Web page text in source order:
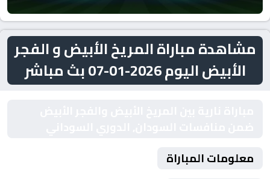
مشاهدة مباراة المريخ الأبيض و الفجر
الأبيض اليوم 2026-01-07 بث مباشر
معلومات المباراة